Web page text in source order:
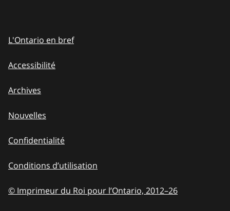
L'Ontario en bref
Accessibilité
Archives
Nouvelles
Confidentialité
Conditions d’utilisation
© Imprimeur du Roi pour l’Ontario, 2012–to
26